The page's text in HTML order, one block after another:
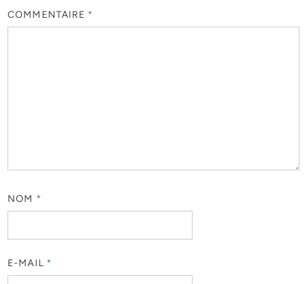
COMMENTAIRE *
NOM *
E-MAIL *